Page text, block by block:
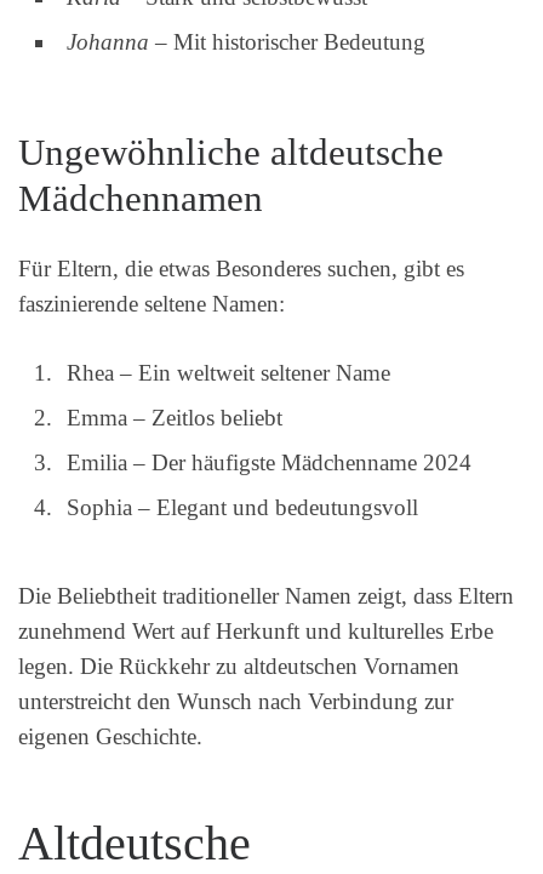
Johanna – Mit historischer Bedeutung
Ungewöhnliche altdeutsche
Mädchennamen
Für Eltern, die etwas Besonderes suchen, gibt es
faszinierende seltene Namen:
Rhea – Ein weltweit seltener Name
Emma – Zeitlos beliebt
Emilia – Der häufigste Mädchenname 2024
Sophia – Elegant und bedeutungsvoll
Die Beliebtheit traditioneller Namen zeigt, dass Eltern
zunehmend Wert auf Herkunft und kulturelles Erbe
legen. Die Rückkehr zu altdeutschen Vornamen
unterstreicht den Wunsch nach Verbindung zur
eigenen Geschichte.
Altdeutsche